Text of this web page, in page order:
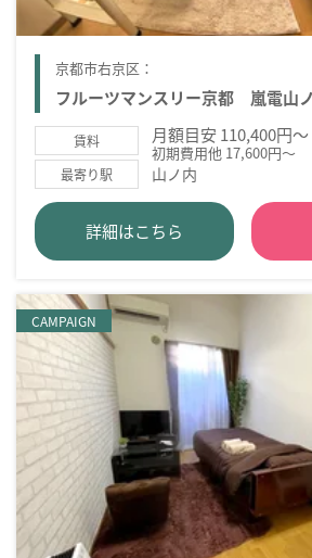
京都市右京区：
フルーツマンスリー京都 嵐電山
賃料 月額目安 110,400円～
初期費用他 17,600円～
最寄り駅 山ノ内
詳細はこちら
CAMPAIGN